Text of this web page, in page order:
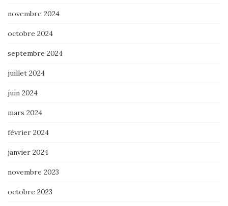
novembre 2024
octobre 2024
septembre 2024
juillet 2024
juin 2024
mars 2024
février 2024
janvier 2024
novembre 2023
octobre 2023